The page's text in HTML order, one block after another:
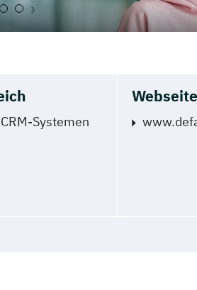
Systemen
Webseite